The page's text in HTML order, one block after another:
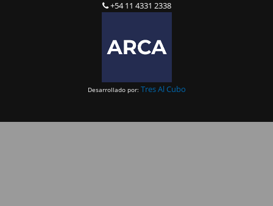
+54 11 4331 2338
Desarrollado por: Tres Al Cubo